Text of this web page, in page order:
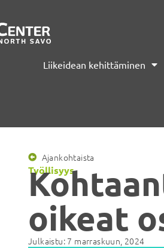
Liikeidean kehittäminen
Ajankohtaista
Työllisyys
oikeat
Julkaistu: 7 marraskuun, 2024